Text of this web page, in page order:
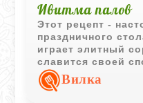
Ивитма палов
Этот рецепт -
праздничного
играет элитный
славится своей
форму, оставаясь
нежным и
Вилка